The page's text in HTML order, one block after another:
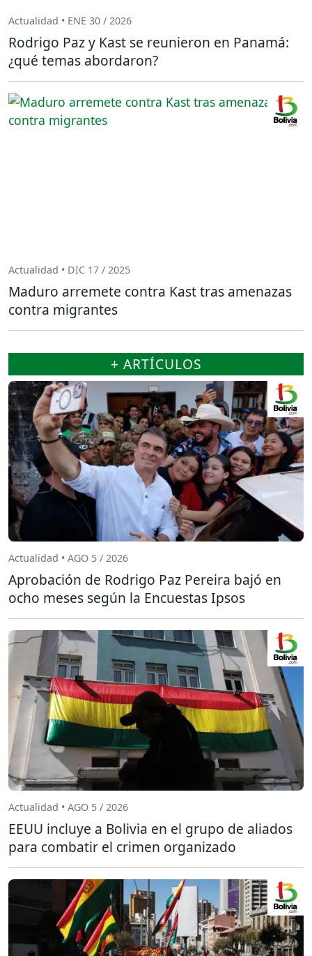
Actualidad • ENE 30 / 2026
Rodrigo Paz y Kast se reunieron en Panamá:
¿qué temas abordaron?
Actualidad • DIC 17 / 2025
Maduro arremete contra Kast tras amenazas
contra migrantes
+ ARTÍCULOS
Actualidad • AGO 5 / 2026
Aprobación de Rodrigo Paz Pereira bajó en
ocho meses según la Encuestas Ipsos
Actualidad • AGO 5 / 2026
EEUU incluye a Bolivia en el grupo de aliados
para combatir el crimen organizado